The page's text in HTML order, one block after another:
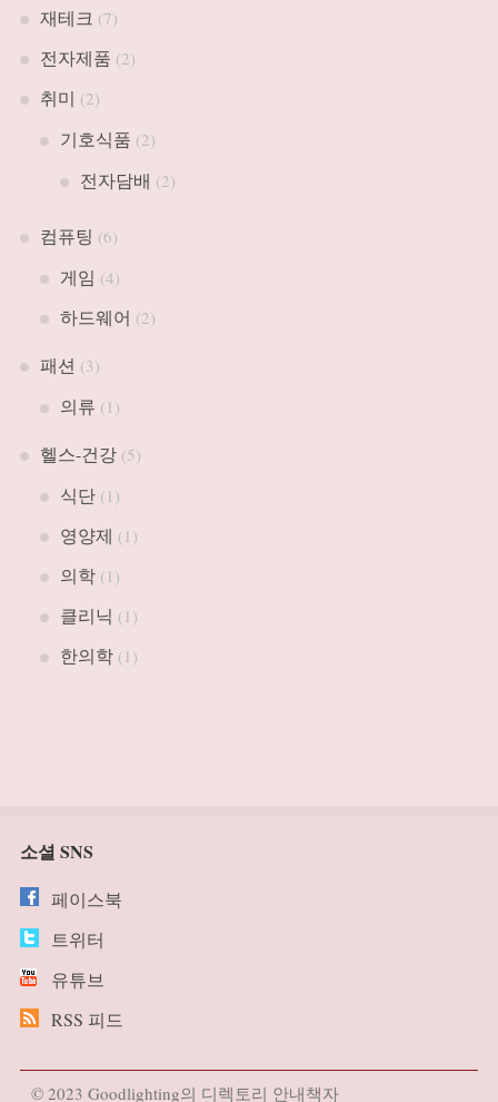
재테크 (7)
전자제품 (2)
취미 (2)
기호식품 (2)
전자담배 (2)
컴퓨팅 (6)
게임 (4)
하드웨어 (2)
패션 (3)
의류 (1)
헬스-건강(5)
식단(1)
영양제 (1)
의학(1)
클리닉 (1)
한의학(1)
소셜 SNS
페이스북
트위터
유튜브
RSS 피드
© 2023 Goodlighting의 디렉토리 안내책자